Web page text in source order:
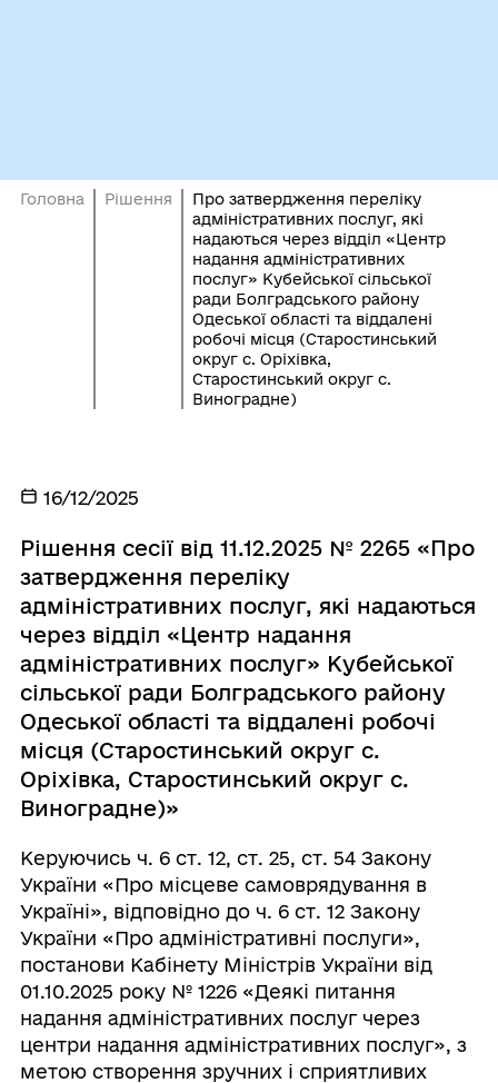
Головна Рішення
Про затвердження переліку
адміністративних послуг, які
надаються через відділ «Центр
надання адміністративних
послуг» Кубейської сільської
ради Болградського району
Одеської області та віддалені
робочі місця (Старостинський
округ с. Оріхівка,
Старостинський округ с.
Виноградне)
16/12/2025
Рішення сесії від 11.12.2025 № 2265 «Про
затвердження переліку
адміністративних послуг, які надаються
через відділ «Центр надання
адміністративних послуг» Кубейської
сільської ради Болградського району
Одеської області та віддалені робочі
місця (Старостинський округ с.
Оріхівка, Старостинський округ с.
Виноградне)»
Керуючись ч. 6 ст. 12, ст. 25, ст. 54 Закону
України «Про місцеве самоврядування в
Україні», відповідно до ч. 6 ст. 12 Закону
України «Про адміністративні послуги»,
постанови Кабінету Міністрів України від
01.10.2025 року № 1226 «Деякі питання
надання адміністративних послуг через
центри надання адміністративних послуг», з
метою створення зручних і сприятливих